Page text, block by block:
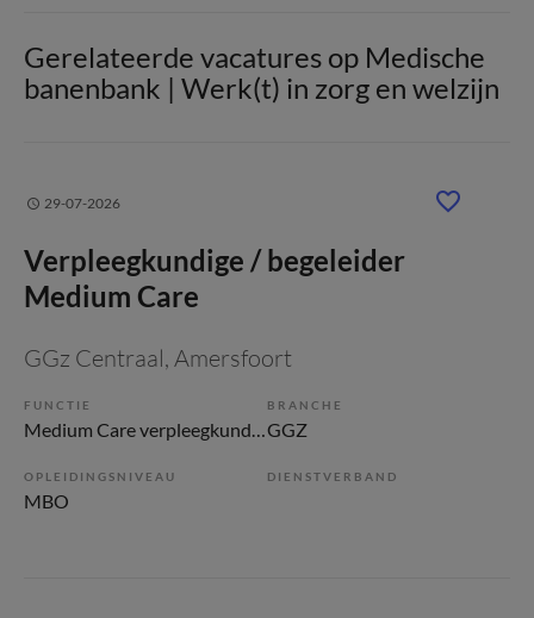
Gerelateerde vacatures op Medische
banenbank | Werk(t) in zorg en welzijn
29-07-2026
Verpleegkundige / begeleider
Medium Care
GGz Centraal, Amersfoort
FUNCTIE
Medium Care verpleegkundige
BRANCHE
GGZ
OPLEIDINGSNIVEAU
MBO
DIENSTVERBAND